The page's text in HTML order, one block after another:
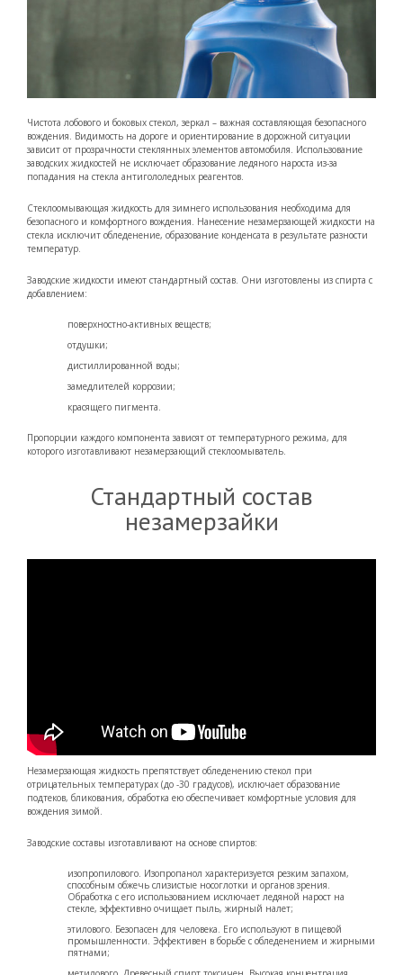
Чистота лобового и боковых стекол, зеркал – важная составляющая безопасного
вождения. Видимость на дороге и ориентирование в дорожной ситуации
зависит от прозрачности стеклянных элементов автомобиля. Использование
заводских жидкостей не исключает образование ледяного нароста из-за
попадания на стекла антигололедных реагентов.
Стеклоомывающая жидкость для зимнего использования необходима для
безопасного и комфортного вождения. Нанесение незамерзающей жидкости на
стекла исключит обледенение, образование конденсата в результате разности
температур.
Заводские жидкости имеют стандартный состав. Они изготовлены из спирта с
добавлением:
поверхностно-активных веществ;
отдушки;
дистиллированной воды;
замедлителей коррозии;
красящего пигмента.
Пропорции каждого компонента зависят от температурного режима, для
которого изготавливают незамерзающий стеклоомыватель.
Стандартный состав
незамерзайки
Незамерзающая жидкость препятствует обледенению стекол при
отрицательных температурах (до -30 градусов), исключает образование
подтеков, бликования, обработка ею обеспечивает комфортные условия для
вождения зимой.
Заводские составы изготавливают на основе спиртов:
изопропилового. Изопропанол характеризуется резким запахом,
способным обжечь слизистые носоглотки и органов зрения.
Обработка с его использованием исключает ледяной нарост на
стекле, эффективно очищает пыль, жирный налет;
этилового. Безопасен для человека. Его используют в пищевой
промышленности. Эффективен в борьбе с обледенением и жирными
пятнами;